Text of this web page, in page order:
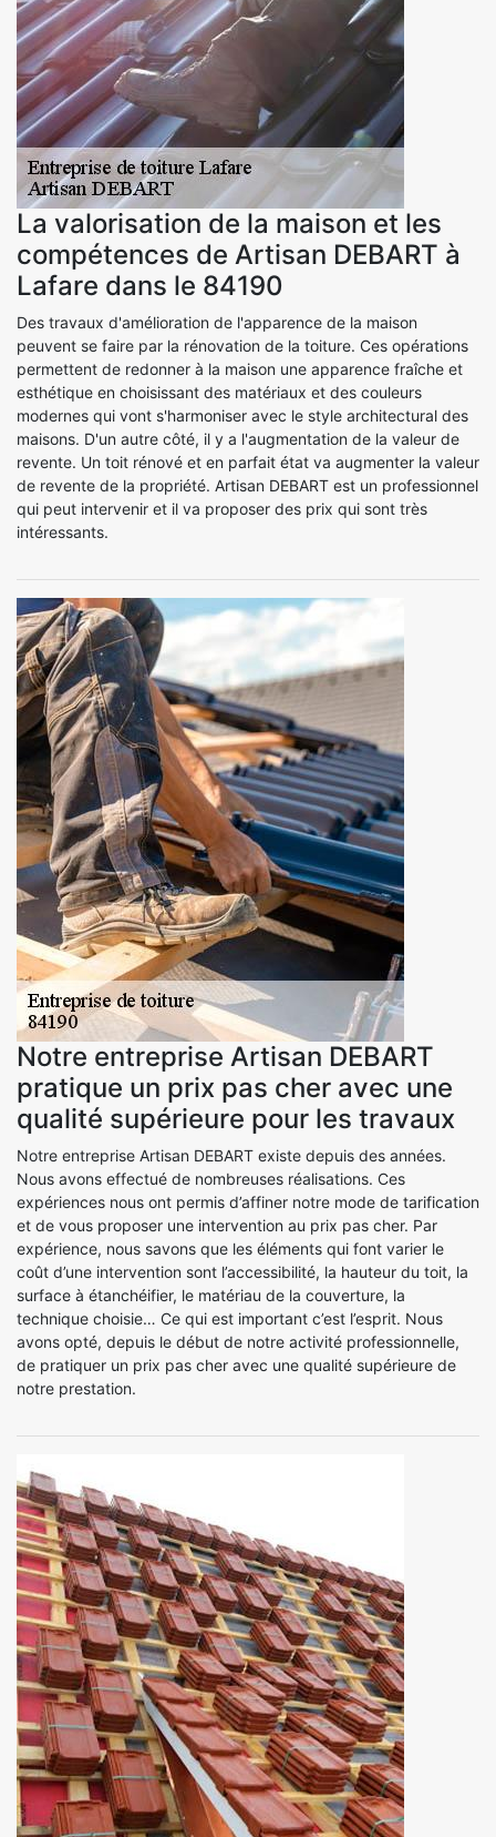
La valorisation de la maison et les
compétences de Artisan DEBART à
Lafare dans le 84190
Des travaux d'amélioration de l'apparence de la maison
peuvent se faire par la rénovation de la toiture. Ces opérations
permettent de redonner à la maison une apparence fraîche et
esthétique en choisissant des matériaux et des couleurs
modernes qui vont s'harmoniser avec le style architectural des
maisons. D'un autre côté, il y a l'augmentation de la valeur de
revente. Un toit rénové et en parfait état va augmenter la valeur
de revente de la propriété. Artisan DEBART est un professionnel
qui peut intervenir et il va proposer des prix qui sont très
intéressants.
Notre entreprise Artisan DEBART
pratique un prix pas cher avec une
qualité supérieure pour les travaux
Notre entreprise Artisan DEBART existe depuis des années.
Nous avons effectué de nombreuses réalisations. Ces
expériences nous ont permis d’affiner notre mode de tarification
et de vous proposer une intervention au prix pas cher. Par
expérience, nous savons que les éléments qui font varier le
coût d’une intervention sont l’accessibilité, la hauteur du toit, la
surface à étanchéifier, le matériau de la couverture, la
technique choisie… Ce qui est important c’est l’esprit. Nous
avons opté, depuis le début de notre activité professionnelle,
de pratiquer un prix pas cher avec une qualité supérieure de
notre prestation.